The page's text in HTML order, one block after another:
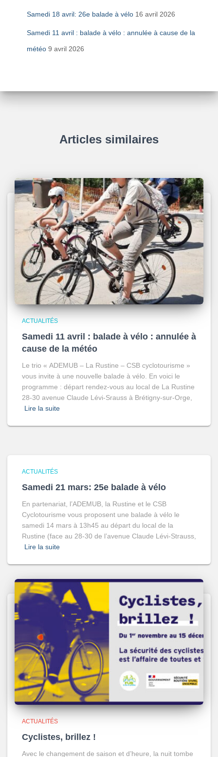
Samedi 18 avril: 26e balade à vélo 16 avril 2026
Samedi 11 avril : balade à vélo : annulée à cause de la
météo 9 avril 2026
Articles similaires
ACTUALITÉS
Samedi 11 avril : balade à vélo : annulée à
cause de la météo
Le trio « ADEMUB – La Rustine – CSB cyclotourisme »
vous invite à une nouvelle balade à vélo. En voici le
programme : départ rendez-vous au local de La Rustine
28-30 avenue Claude Lévi-Srauss à Brétigny-sur-Orge,
Lire la suite
ACTUALITÉS
Samedi 21 mars: 25e balade à vélo
En partenariat, l’ADEMUB, la Rustine et le CSB
Cyclotourisme vous proposent une balade à vélo le
samedi 14 mars à 13h45 au départ du local de la
Rustine (face au 28-30 de l’avenue Claude Lévi-Strauss,
Lire la suite
ACTUALITÉS
Cyclistes, brillez !
Avec le changement de saison et d’heure, la nuit tombe